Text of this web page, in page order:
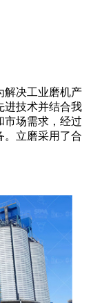
解决工业磨机产
进技术并结合我
市场需求，经过
。立磨采用了合